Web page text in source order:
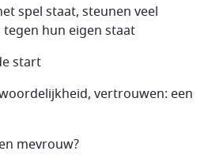
spel staat, steunen veel
tegen hun eigen staat
start
vertrouwen: een
mevrouw?